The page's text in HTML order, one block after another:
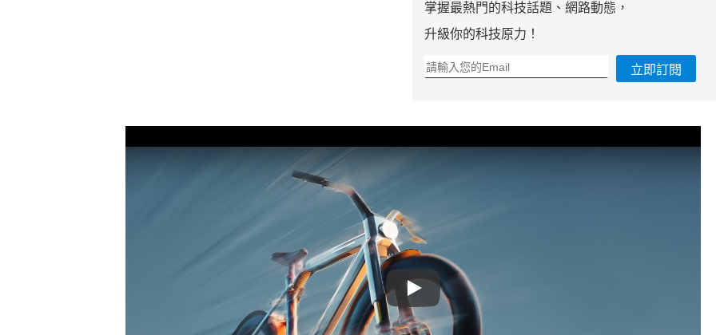
掌握最熱門的科技話題、網路動態，
升級你的科技原力！
立即訂閱
Play